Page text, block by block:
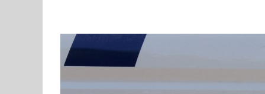
View
Larger
Image